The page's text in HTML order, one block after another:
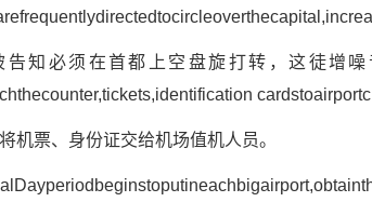
告知必须在首都上空盘旋打转，这徒增
机票、身份证交给机场值机人员。